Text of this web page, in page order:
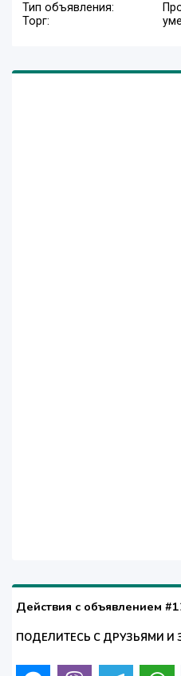
Тип объявления:
Торг:
Действия с объявлением
ПОДЕЛИТЕСЬ С ДРУЗЬЯМИ